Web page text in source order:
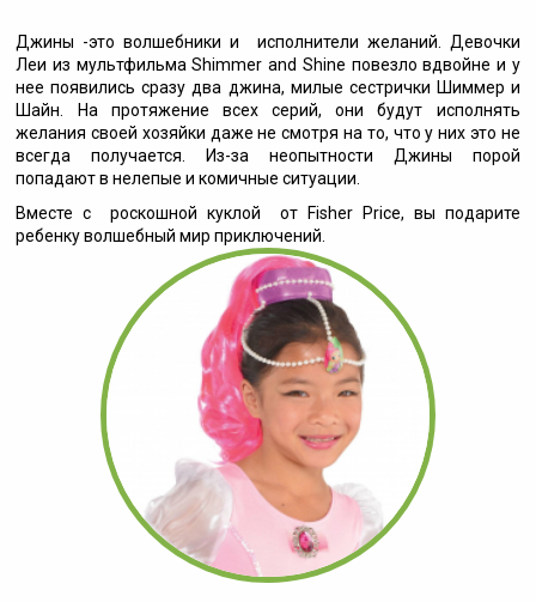
Джины -это волшебники и исполнители желаний. Девочки
Леи из мультфильма Shimmer and Shine повезло вдвойне и у
нее появились сразу два джина, милые сестрички Шиммер и
Шайн. На протяжение всех серий, они будут исполнять
желания своей хозяйки даже не смотря на то, что у них это не
всегда получается. Из-за неопытности Джины порой
попадают в нелепые и комичные ситуации.
Вместе с роскошной куклой от Fisher Price, вы подарите
ребенку волшебный мир приключений.